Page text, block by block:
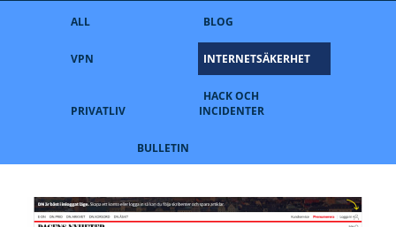
ALL BLOG
VPN INTERNETSÄKERHET
PRIVATLIV
HACK OCH
INCIDENTER
BULLETIN